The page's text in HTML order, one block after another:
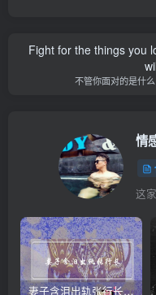
Fight for the things you
不管你面对的是什
情
这
妻子含泪出轨张行长 她说全都是因为家中